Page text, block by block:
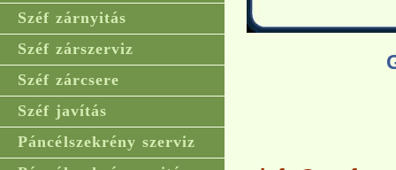
Széf zárnyitás
Széf zárszerviz
Széf zárcsere
Széf javítás
Páncélszekrény szerviz